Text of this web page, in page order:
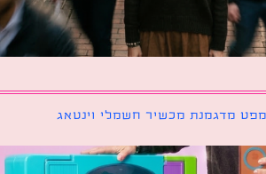
מכשיר חשמלי וינטאג